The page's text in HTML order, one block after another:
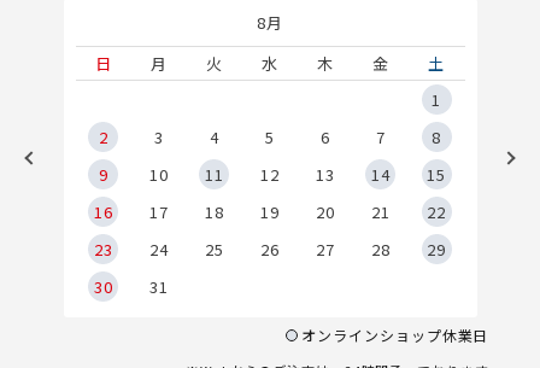
8月
日
月 火 水 木 金
土
1
2
3 4 5 6 7
8
9
10 11 12 13 14
15
16
17 18 19 20 21
22
23
24 25 26 27 28
29
30
31
オンラインショップ休業日